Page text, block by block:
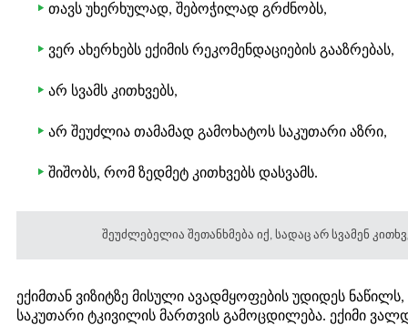
თავს უხერხულად, შებოჭილად გრძნობს,
ვერ ახერხებს ექიმის რეკომენდაციების გააზრებას,
არ სვამს კითხვებს,
არ შეუძლია თამამად გამოხატოს საკუთარი აზრი,
შიშობს, რომ ზედმეტ კითხვებს დასვამს.
შეუძლებელია შეთანხმება იქ, სადაც არ სვამენ
ექიმთან ვიზიტზე მისული ავადმყოფების უდიდეს
საკუთარი ტკივილის მართვის გამოცდილება. ექიმი